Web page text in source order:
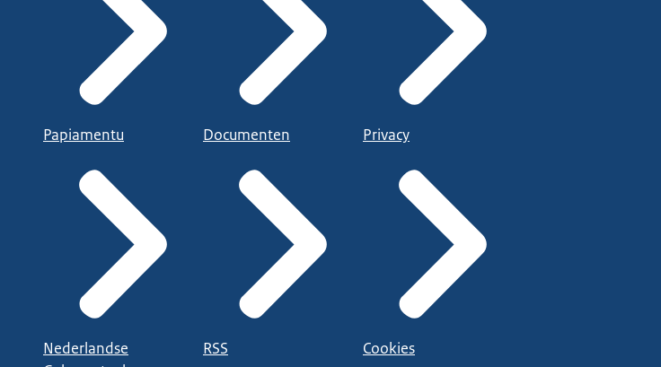
Papiamentu
Nederlandse
Documenten
RSS
Privacy
Cookies